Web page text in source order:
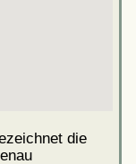
die